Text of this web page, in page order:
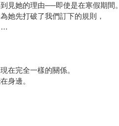
見她的理由──即使是在寒假期間。
她先打破了我們訂下的規則，
在完全一樣的關係。
身邊。